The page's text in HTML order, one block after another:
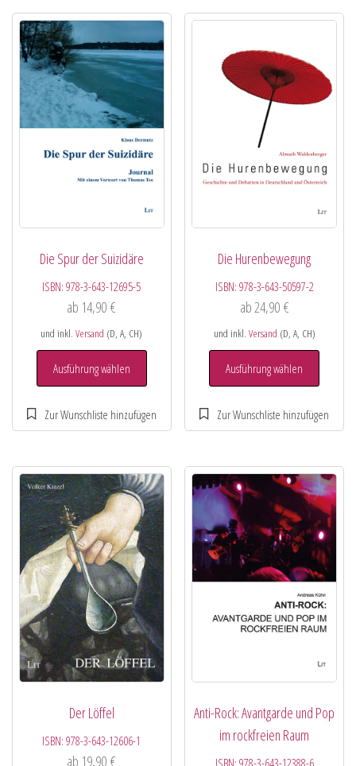
Die Spur der Suizidäre
ISBN:978-3-643-12695-5
ab 14,90€
und inkl.Versand (D, A, CH)
Ausführung wählen
Die Hurenbewegung
ISBN: 978-3-643-50597-2
ab24,90 €
und inkl. Versand (D, A, CH)
Ausführung wählen
Der Löffel
ISBN:978-3-643-12606-1
ab 19,90€
Anti-Rock: Avantgarde und Pop
im rockfreien Raum
ISBN: 978-3-643-12388-6